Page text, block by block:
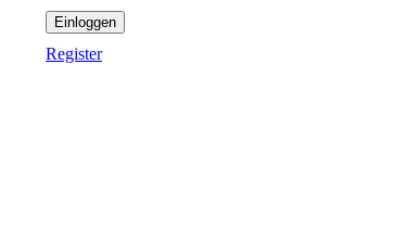
Einloggen
Register